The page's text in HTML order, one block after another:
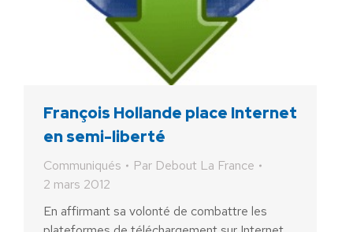
François Hollande place Internet
en semi-liberté
Communiqués Par Debout La France
2 mars 2012
En affirmant sa volonté de combattre les